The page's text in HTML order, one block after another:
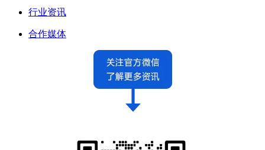
行业资讯
合作媒体